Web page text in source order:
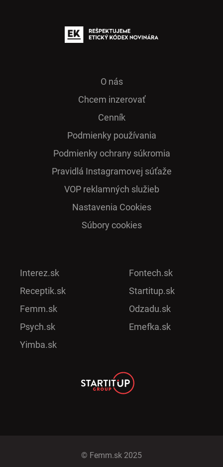
O nás
Chcem inzerovať
Cenník
Podmienky používania
Podmienky ochrany súkromia
Pra­vidlá Ins­ta­gra­mo­vej sú­ťaže
VOP reklamných služieb
Nastavenia Cookies
Súbory cookies
Interez.sk
Receptik.sk
Femm.sk
Psych.sk
Yimba.sk
Fontech.sk
Startitup.sk
Odzadu.sk
Emefka.sk
© Femm.sk 2025